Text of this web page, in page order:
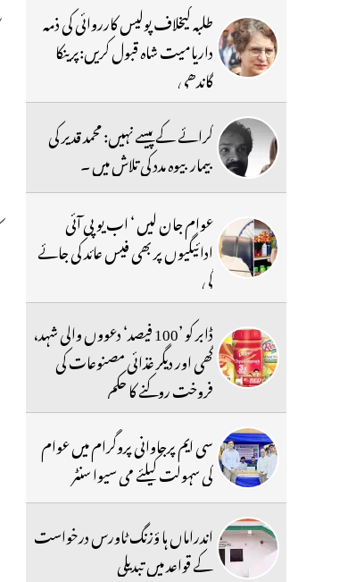
طلبہ کیخلاف پولیس کارروائی کی ذمہ
داریامیت شاہ قبول کریں:پرینکا
گاندھی
کرائے کے پیسے نہیں: محمد قدیر کی
بیمار بیوہ مدد کی تلاش میں ۔
عوام جان لیں ‘ اب یو پی آئی
ادائیگیوں پر بھی فیس عائد کی جائے
گی
ڈابر کو ’100 فیصد‘ دعووں والی شہد،
گھی اور دیگر غذائی مصنوعات کی
فروخت روکنے کا حکم
سی ایم پرجاوانی پروگرام میں عوام
کی سہولت کیلئے می سیوا سنٹر
اندراماں ہا ؤزنگ ٹاورس درخواست
کے قواعد میں تبدیلی